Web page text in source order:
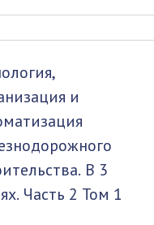
и
В 3
Часть 2 Том 1